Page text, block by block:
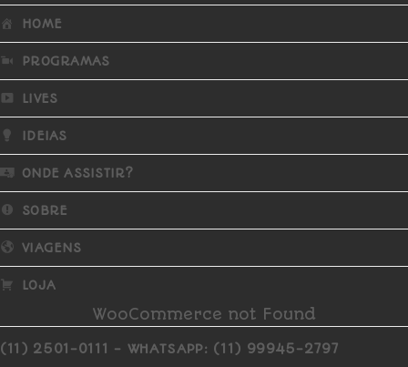
HOME
PROGRAMAS
LIVES
IDEIAS
ONDE ASSISTIR?
SOBRE
VIAGENS
LOJA
WooCommerce not Found
(11) 2501-0111 - WHATSAPP: (11) 99945-2797